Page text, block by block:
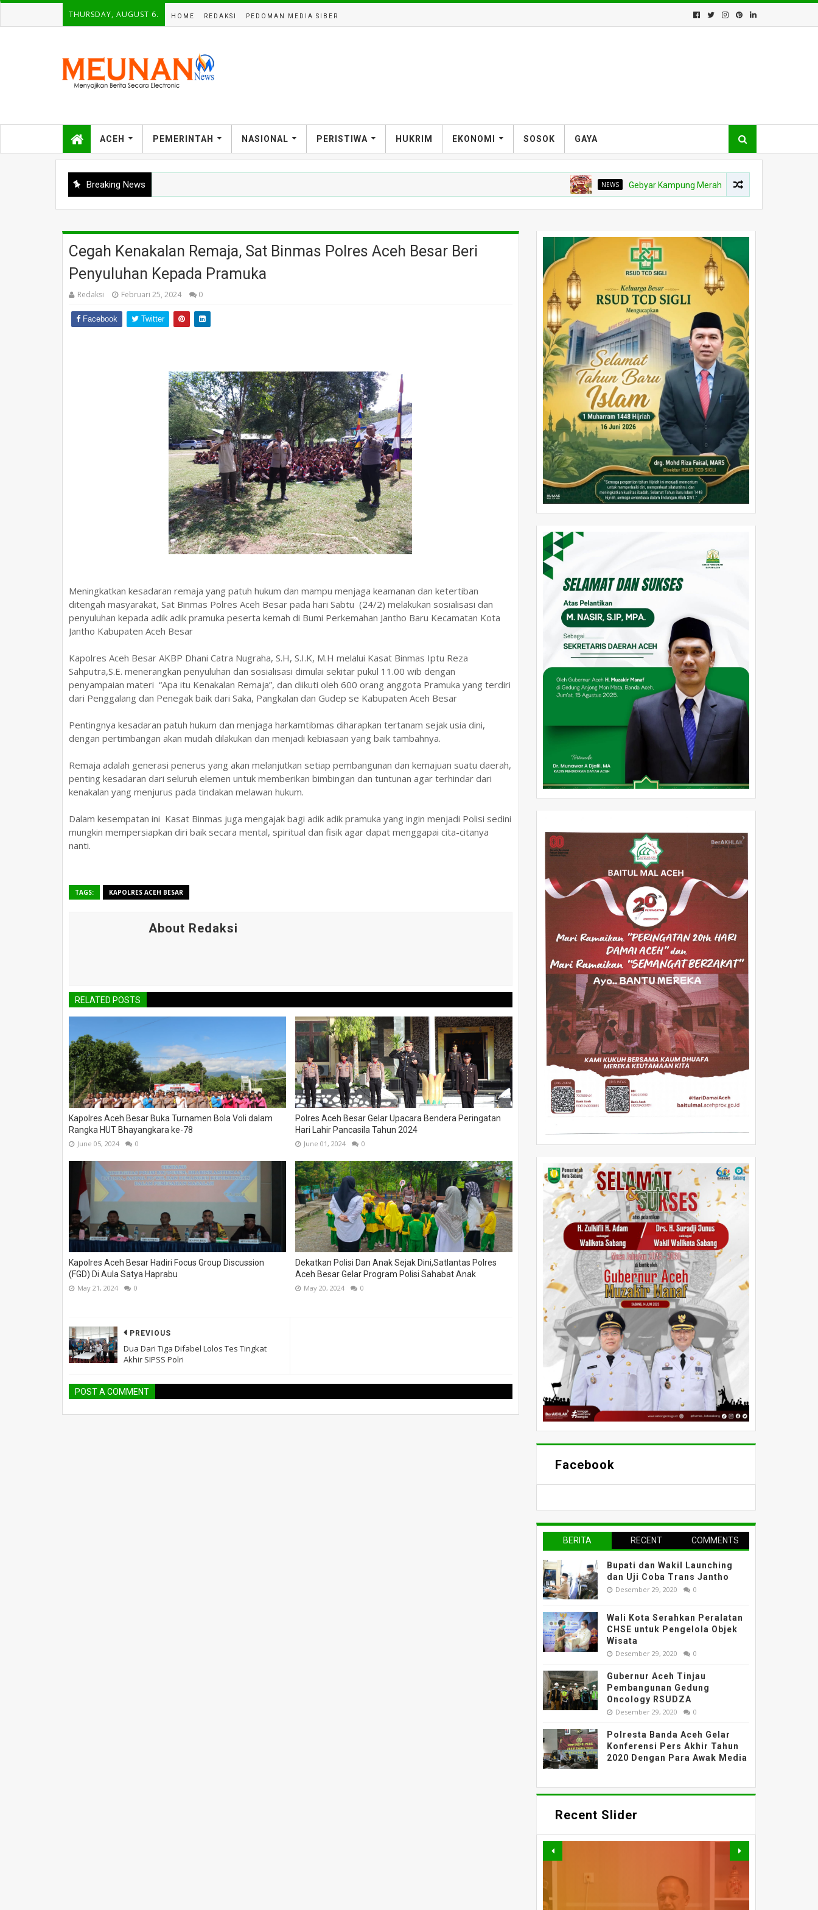
THURSDAY, AUGUST 6. HOME REDAKSI PEDOMAN MEDIA SIBER
ACEH PEMERINTAH NASIONAL PERISTIWA HUKRIM EKONOMI SOSOK GAYA
Breaking News NEWS Gebyar Kampung Merah Putih Berhadiah Rp150 Juta,
Cegah Kenakalan Remaja, Sat Binmas Polres Aceh Besar Beri
Penyuluhan Kepada Pramuka
Redaksi Februari 25, 2024 0
Facebook Twitter
Meningkatkan kesadaran remaja yang patuh hukum dan mampu menjaga keamanan dan ketertiban
ditengah masyarakat, Sat Binmas Polres Aceh Besar pada hari Sabtu (24/2) melakukan sosialisasi dan
penyuluhan kepada adik adik pramuka peserta kemah di Bumi Perkemahan Jantho Baru Kecamatan Kota
Jantho Kabupaten Aceh Besar
Kapolres Aceh Besar AKBP Dhani Catra Nugraha, S.H, S.I.K, M.H melalui Kasat Binmas Iptu Reza
Sahputra,S.E. menerangkan penyuluhan dan sosialisasi dimulai sekitar pukul 11.00 wib dengan
penyampaian materi “Apa itu Kenakalan Remaja”, dan diikuti oleh 600 orang anggota Pramuka yang terdiri
dari Penggalang dan Penegak baik dari Saka, Pangkalan dan Gudep se Kabupaten Aceh Besar
Pentingnya kesadaran patuh hukum dan menjaga harkamtibmas diharapkan tertanam sejak usia dini,
dengan pertimbangan akan mudah dilakukan dan menjadi kebiasaan yang baik tambahnya.
Remaja adalah generasi penerus yang akan melanjutkan setiap pembangunan dan kemajuan suatu daerah,
penting kesadaran dari seluruh elemen untuk memberikan bimbingan dan tuntunan agar terhindar dari
kenakalan yang menjurus pada tindakan melawan hukum.
Dalam kesempatan ini Kasat Binmas juga mengajak bagi adik adik pramuka yang ingin menjadi Polisi sedini
mungkin mempersiapkan diri baik secara mental, spiritual dan fisik agar dapat menggapai cita-citanya
nanti.
TAGS: KAPOLRES ACEH BESAR
About Redaksi
RELATED POSTS
Kapolres Aceh Besar Buka Turnamen Bola Voli dalam
Rangka HUT Bhayangkara ke-78
June 05, 2024 0
Polres Aceh Besar Gelar Upacara Bendera Peringatan
Hari Lahir Pancasila Tahun 2024
June 01, 2024 0
Kapolres Aceh Besar Hadiri Focus Group Discussion
(FGD) Di Aula Satya Haprabu
May 21, 2024 0
Dekatkan Polisi Dan Anak Sejak Dini,Satlantas Polres
Aceh Besar Gelar Program Polisi Sahabat Anak
May 20, 2024 0
PREVIOUS
Dua Dari Tiga Difabel Lolos Tes Tingkat
Akhir SIPSS Polri
POST A COMMENT
Facebook
BERITA
RECENT COMMENTS
Bupati dan Wakil Launching
dan Uji Coba Trans Jantho
Desember 29, 2020 0
Wali Kota Serahkan Peralatan
CHSE untuk Pengelola Objek
Wisata
Desember 29, 2020 0
Gubernur Aceh Tinjau
Pembangunan Gedung
Oncology RSUDZA
Desember 29, 2020 0
Polresta Banda Aceh Gelar
Konferensi Pers Akhir Tahun
2020 Dengan Para Awak Media
Recent Slider
PERKUAT AKSES DAN